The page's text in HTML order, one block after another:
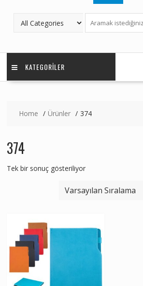
KATEGORILER
Home Ürünler 374
374
Tek bir sonuç gösteriliyor